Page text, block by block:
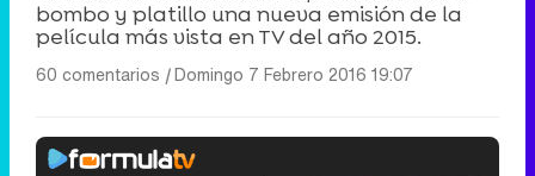
bombo y platillo una nueva emisión de la
película más vista en TV del año 2015.
60 comentarios |Domingo 7 Febrero 2016 19:07